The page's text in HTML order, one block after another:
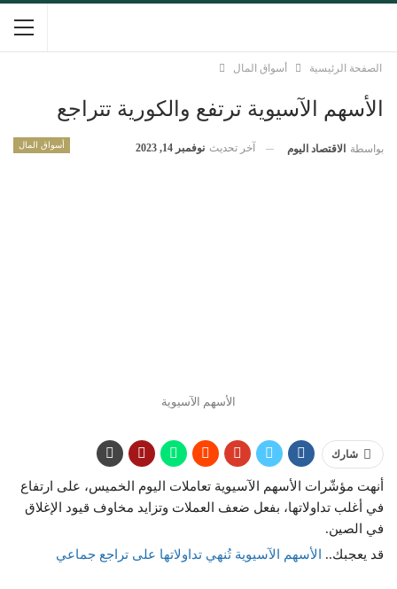
الصفحة الرئيسية أسواق المال
الأسهم الآسيوية ترتفع والكورية تتراجع
أسواق المال بواسطة الاقتصاد اليوم آخر تحديث نوفمبر 14, 2023
الأسهم الآسيوية
شارك
أنهت مؤشّرات الأسهم الآسيوية تعاملات اليوم الخميس، على ارتفاع
في أغلب تداولاتها، بفعل ضعف العملات وتزايد مخاوف قيود الإغلاق
في الصين.
قد يعجبك..
الأسهم الآسيوية تُنهي تداولاتها على تراجع جماعي